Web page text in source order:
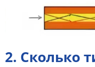
2. Сколько